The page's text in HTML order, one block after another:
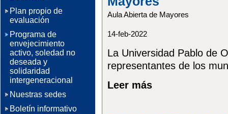
Aula Abierta de Mayores
14-feb-2022
La Universidad Pablo de
representantes de los
Leer más
Plan propio de
evaluación
Programa de
envejecimiento
activo, soledad no
deseada y
solidaridad
intergeneracional
Nuestras sedes
Boletín informativo